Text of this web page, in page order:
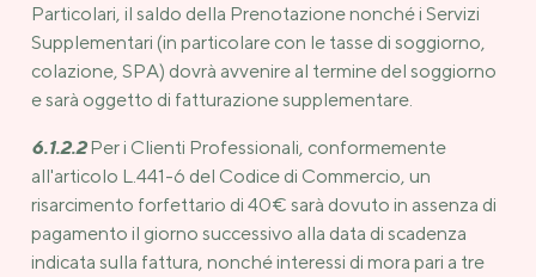
Particolari, il saldo della Prenotazione nonché i Servizi
Supplementari (in particolare con le tasse di soggiorno,
colazione, SPA) dovrà avvenire al termine del soggiorno
e sarà oggetto di fatturazione supplementare.
6.1.2.2Per i Clienti Professionali, conformemente
all'articolo L.441-6 del Codice di Commercio, un
risarcimento forfettario di 40€ sarà dovuto in assenza di
pagamento il giorno successivo alla data di scadenza
indicata sulla fattura, nonché interessi di mora pari a tre